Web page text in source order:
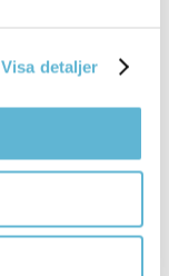
Visa detaljer